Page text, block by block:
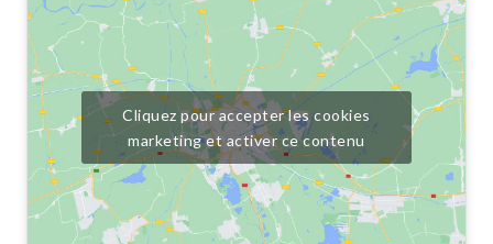
Cliquez pour accepter les cookies
marketing et activer ce contenu